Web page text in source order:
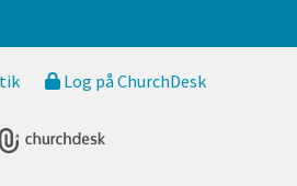
Log på ChurchDesk